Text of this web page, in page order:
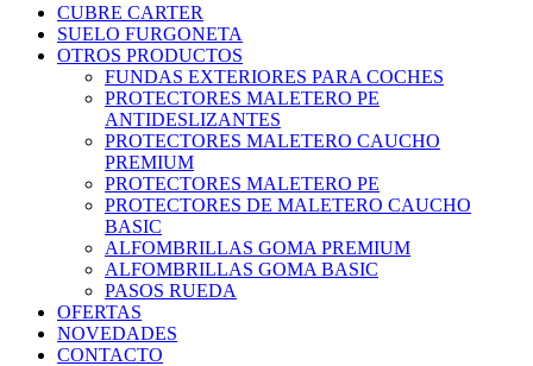
CUBRE CARTER
SUELO FURGONETA
OTROS PRODUCTOS
FUNDAS EXTERIORES PARA COCHES
PROTECTORES MALETERO PE
ANTIDESLIZANTES
PROTECTORES MALETERO CAUCHO
PREMIUM
PROTECTORES MALETERO PE
PROTECTORES DE MALETERO CAUCHO
BASIC
ALFOMBRILLAS GOMA PREMIUM
ALFOMBRILLAS GOMA BASIC
PASOS RUEDA
OFERTAS
NOVEDADES
CONTACTO